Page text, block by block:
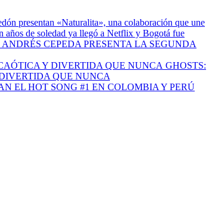
presentan «Naturalita», una colaboración que une
años de soledad ya llegó a Netflix y Bogotá fue
ANDRÉS CEPEDA PRESENTA LA SEGUNDA
GHOSTS:
QUE NUNCA
EL HOT SONG #1 EN COLOMBIA Y PERÚ